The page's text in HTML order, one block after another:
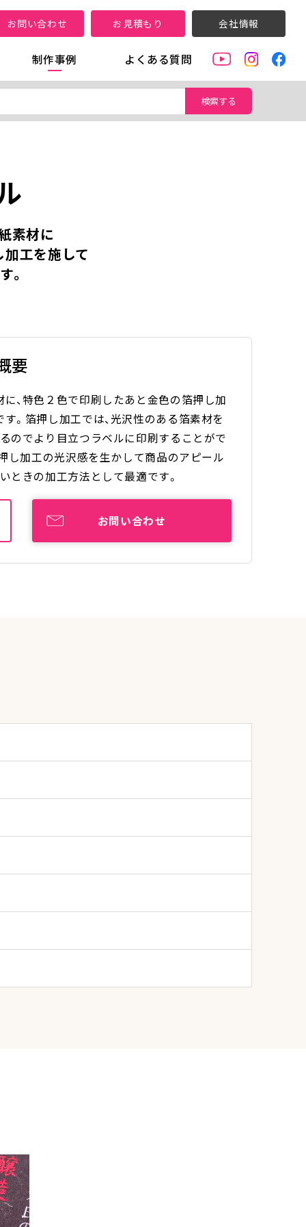
お問い合わせ お見積もり 会社情報
制作事例 よくある質問
検索する
素材に
工を施して
。
要
、特色２色で印刷したあと金色の箔押し加
。箔押し加工では、光沢性のある箔素材を
のでより目立つラベルに印刷することがで
し加工の光沢感を生かして商品のアピール
ときの加工方法として最適です。
お問い合わせ